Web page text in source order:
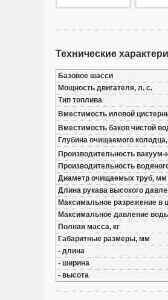
Технические
Базовое шасси
Мощность двигателя, л. с.
Тип топлива
Вместимость иловой
Вместимость баков чистой
Глубина очищаемого
Производительность вакуум-
Производительность
Диаметр очищаемых труб, мм
Длина рукава высокого
Максимальное разрежение в
Максимальное давление
Полная масса, кг
Габаритные размеры, мм
- длина
- ширина
- высота